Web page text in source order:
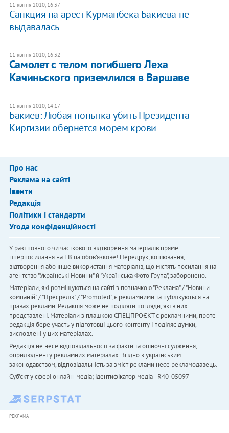
11 квітня 2010, 16:37
Санкция на арест Курманбека Бакиева не
выдавалась
11 квітня 2010, 16:32
Самолет с телом погибшего Леха
Качиньского приземлился в Варшаве
11 квітня 2010, 14:17
Бакиев: Любая попытка убить Президента
Киргизии обернется морем крови
Про нас
Реклама на сайті
Івенти
Редакція
Політики і стандарти
Угода конфіденційності
У разі повного чи часткового відтворення матеріалів пряме
гіперпосилання на LB.ua обов'язкове! Передрук, копіювання,
відтворення або інше використання матеріалів, що містять посилання на
агентство "Українськi Новини" й "Українська Фото Група", заборонено.
Матеріали, які розміщуються на сайті з позначкою "Реклама" / "Новини
компаній" / "Пресреліз" / "Promoted", є рекламними та публікуються на
правах реклами. Редакція може не поділяти погляди, які в них
представлені. Матеріали з плашкою СПЕЦПРОЄКТ є рекламними, проте
редакція бере участь у підготовці цього контенту і поділяє думки,
висловлені у цих матеріалах.
Редакція не несе відповідальності за факти та оціночні судження,
оприлюднені у рекламних матеріалах. Згідно з українським
законодавством, відповідальність за зміст реклами несе рекламодавець.
Cуб'єкт у сфері онлайн-медіа; ідентифікатор медіа - R40-05097
РЕКЛАМА